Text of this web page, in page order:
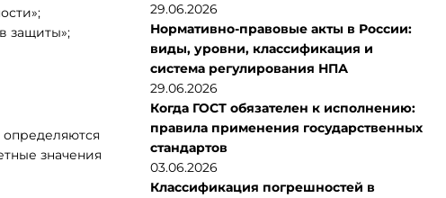
защиты»;
определяются
значения
29.06.2026
Нормативно-правовые акты в России:
виды, уровни, классификация и
система регулирования НПА
29.06.2026
Когда ГОСТ обязателен к исполнению:
правила применения государственных
стандартов
03.06.2026
Классификация погрешностей в